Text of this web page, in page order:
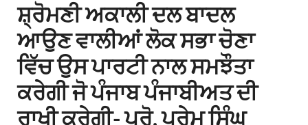
ਸ਼੍ਰੋਮਣੀ ਅਕਾਲੀ ਦਲ ਬਾਦਲ
ਆਉਣ ਵਾਲੀਆਂ ਲੋਕ ਸਭਾ ਚੋਣਾ
ਵਿੱਚ ਉਸ ਪਾਰਟੀ ਨਾਲ ਸਮਝੌਤਾ
ਕਰੇਗੀ ਜੋ ਪੰਜਾਬ ਪੰਜਾਬੀਅਤ ਦੀ
ਰਾਖੀ ਕਰੇਗੀ- ਪ੍ਰੋ. ਪ੍ਰੇਮ ਸਿੰਘ